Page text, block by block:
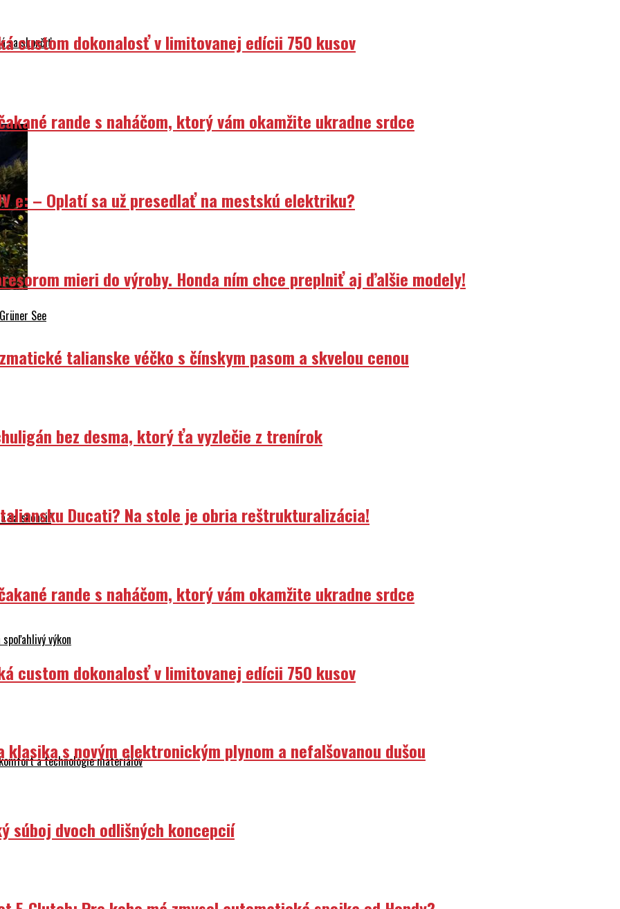
skončiť
a technológie materiálov
custom dokonalosť v limitovanej edícii 750 kusov
rande s naháčom, ktorý vám okamžite ukradne srdce
e: – Oplatí sa už presedlať na mestskú elektriku?
mieri do výroby. Honda ním chce preplniť aj ďalšie modely!
talianske véčko s čínskym pasom a skvelou cenou
bez desma, ktorý ťa vyzlečie z trenírok
taliansku Ducati? Na stole je obria reštrukturalizácia!
rande s naháčom, ktorý vám okamžite ukradne srdce
custom dokonalosť v limitovanej edícii 750 kusov
klasika s novým elektronickým plynom a nefalšovanou dušou
súboj dvoch odlišných koncepcií
E-Clutch: Pre koho má zmysel automatická spojka od Hondy?